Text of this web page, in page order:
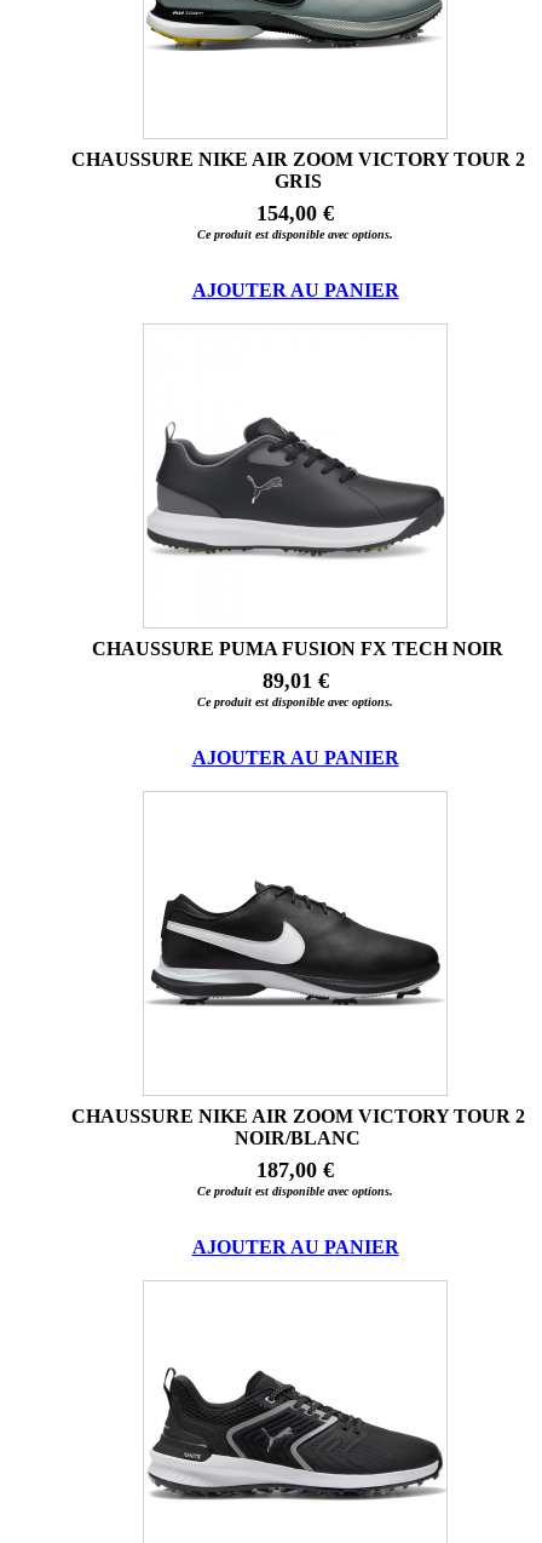
CHAUSSURE NIKE AIR ZOOM VICTORY TOUR 2
GRIS
154,00 €
Ce produit est disponible avec options.
AJOUTER AU PANIER
CHAUSSURE PUMA FUSION FX TECH NOIR
89,01 €
Ce produit est disponible avec options.
AJOUTER AU PANIER
CHAUSSURE NIKE AIR ZOOM VICTORY TOUR 2
NOIR/BLANC
187,00 €
Ce produit est disponible avec options.
AJOUTER AU PANIER